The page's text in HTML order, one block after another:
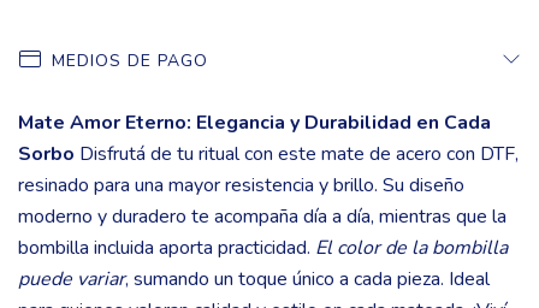
MEDIOS DE PAGO
Mate Amor Eterno: Elegancia y Durabilidad en Cada
Sorbo Disfrutá de tu ritual con este mate de acero con DTF,
resinado para una mayor resistencia y brillo. Su diseño
moderno y duradero te acompaña día a día, mientras que la
bombilla incluida aporta practicidad. El color de la bombilla
puede variar, sumando un toque único a cada pieza. Ideal